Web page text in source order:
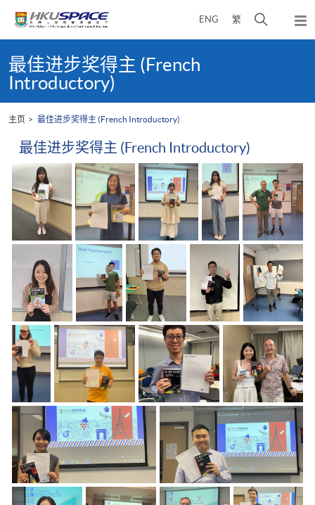
ENG 繁
开
面
弹
出
content
start最佳进步奖得主 (French
Introductory)
主页 最佳进步奖得主 (French Introductory)
最佳进步奖得主 (French Introductory)